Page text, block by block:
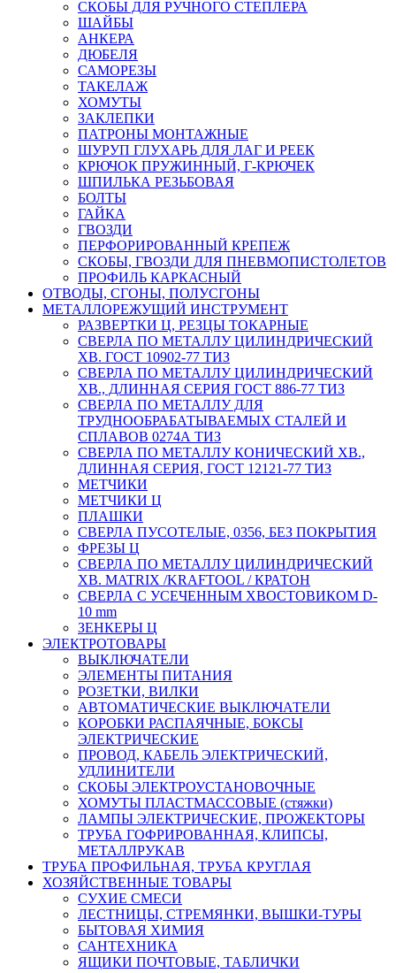
СКОБЫ ДЛЯ РУЧНОГО СТЕПЛЕРА
ШАЙБЫ
АНКЕРА
ДЮБЕЛЯ
САМОРЕЗЫ
ТАКЕЛАЖ
ХОМУТЫ
ЗАКЛЕПКИ
ПАТРОНЫ МОНТАЖНЫЕ
ШУРУП ГЛУХАРЬ ДЛЯ ЛАГ И РЕЕК
КРЮЧОК ПРУЖИННЫЙ, Г-КРЮЧЕК
ШПИЛЬКА РЕЗЬБОВАЯ
БОЛТЫ
ГАЙКА
ГВОЗДИ
ПЕРФОРИРОВАННЫЙ КРЕПЕЖ
СКОБЫ, ГВОЗДИ ДЛЯ ПНЕВМОПИСТОЛЕТОВ
ПРОФИЛЬ КАРКАСНЫЙ
ОТВОДЫ, СГОНЫ, ПОЛУСГОНЫ
МЕТАЛЛОРЕЖУЩИЙ ИНСТРУМЕНТ
РАЗВЕРТКИ Ц, РЕЗЦЫ ТОКАРНЫЕ
СВЕРЛА ПО МЕТАЛЛУ ЦИЛИНДРИЧЕСКИЙ
ХВ. ГОСТ 10902-77 ТИЗ
СВЕРЛА ПО МЕТАЛЛУ ЦИЛИНДРИЧЕСКИЙ
ХВ., ДЛИННАЯ СЕРИЯ ГОСТ 886-77 ТИЗ
СВЕРЛА ПО МЕТАЛЛУ ДЛЯ
ТРУДНООБРАБАТЫВАЕМЫХ СТАЛЕЙ И
СПЛАВОВ 0274А ТИЗ
СВЕРЛА ПО МЕТАЛЛУ КОНИЧЕСКИЙ ХВ.,
ДЛИННАЯ СЕРИЯ, ГОСТ 12121-77 ТИЗ
МЕТЧИКИ
МЕТЧИКИ Ц
ПЛАШКИ
СВЕРЛА ПУСОТЕЛЫЕ, 0356, БЕЗ ПОКРЫТИЯ
ФРЕЗЫ Ц
СВЕРЛА ПО МЕТАЛЛУ ЦИЛИНДРИЧЕСКИЙ
ХВ. MATRIX /KRAFTOOL / КРАТОН
СВЕРЛА С УСЕЧЕННЫМ ХВОСТОВИКОМ D-
10 mm
ЗЕНКЕРЫ Ц
ЭЛЕКТРОТОВАРЫ
ВЫКЛЮЧАТЕЛИ
ЭЛЕМЕНТЫ ПИТАНИЯ
РОЗЕТКИ, ВИЛКИ
АВТОМАТИЧЕСКИЕ ВЫКЛЮЧАТЕЛИ
КОРОБКИ РАСПАЯЧНЫЕ, БОКСЫ
ЭЛЕКТРИЧЕСКИЕ
ПРОВОД, КАБЕЛЬ ЭЛЕКТРИЧЕСКИЙ,
УДЛИНИТЕЛИ
СКОБЫ ЭЛЕКТРОУСТАНОВОЧНЫЕ
ХОМУТЫ ПЛАСТМАССОВЫЕ (стяжки)
ЛАМПЫ ЭЛЕКТРИЧЕСКИЕ, ПРОЖЕКТОРЫ
ТРУБА ГОФРИРОВАННАЯ, КЛИПСЫ,
МЕТАЛЛРУКАВ
ТРУБА ПРОФИЛЬНАЯ, ТРУБА КРУГЛАЯ
ХОЗЯЙСТВЕННЫЕ ТОВАРЫ
СУХИЕ СМЕСИ
ЛЕСТНИЦЫ, СТРЕМЯНКИ, ВЫШКИ-ТУРЫ
БЫТОВАЯ ХИМИЯ
САНТЕХНИКА
ЯЩИКИ ПОЧТОВЫЕ, ТАБЛИЧКИ